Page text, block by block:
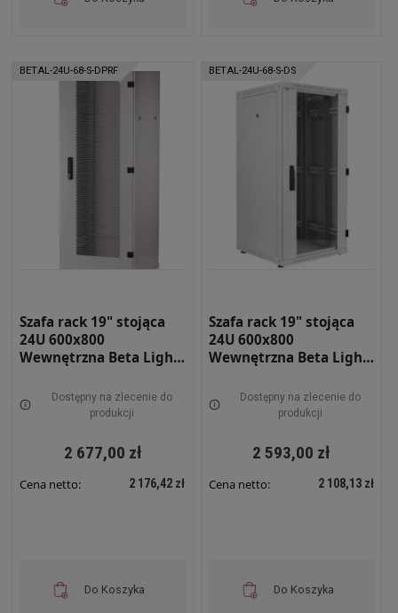
BETAL-24U-68-S-DPRF
Szafa rack 19" stojąca
24U 600x800
Wewnętrzna Beta Light
Dostępny na zlecenie do
produkcji
2 677,00 zł
Cena netto: 2 176,42 zł
Do Koszyka
BETAL-24U-68-S-DS
Szafa rack 19" stojąca
24U 600x800
Wewnętrzna Beta Light
Dostępny na zlecenie do
produkcji
2 593,00 zł
Cena netto: 2 108,13 zł
Do Koszyka